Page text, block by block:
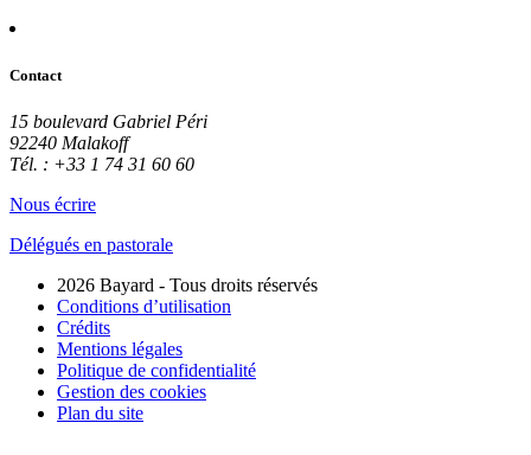
Contact
15 boulevard Gabriel Péri
92240 Malakoff
Tél. : +33 1 74 31 60 60
Nous écrire
Délégués en pastorale
2026 Bayard - Tous droits réservés
Conditions d’utilisation
Crédits
Mentions légales
Politique de confidentialité
Gestion des cookies
Plan du site